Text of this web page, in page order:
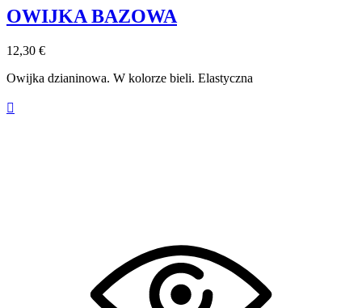
OWIJKA BAZOWA
12,30 €
Owijka dzianinowa. W kolorze bieli. Elastyczna
